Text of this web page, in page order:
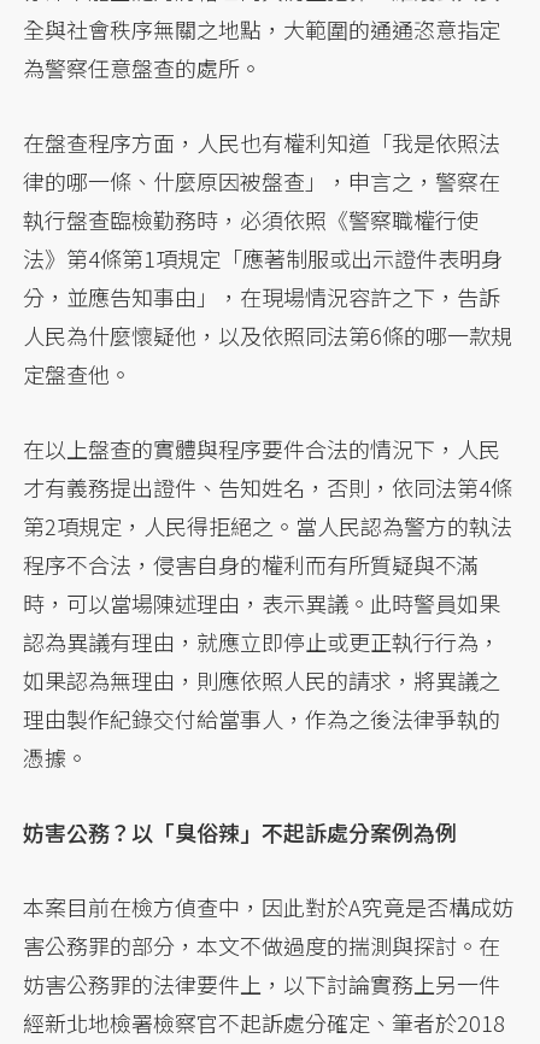
全與社會秩序無關之地點，大範圍的通通恣意指定
為警察任意盤查的處所。
在盤查程序方面，人民也有權利知道「我是依照法
律的哪一條、什麼原因被盤查」，申言之，警察在
執行盤查臨檢勤務時，必須依照《警察職權行使
法》第4條第1項規定「應著制服或出示證件表明身
分，並應告知事由」，在現場情況容許之下，告訴
人民為什麼懷疑他，以及依照同法第6條的哪一款規
定盤查他。
在以上盤查的實體與程序要件合法的情況下，人民
才有義務提出證件、告知姓名，否則，依同法第4條
第2項規定，人民得拒絕之。當人民認為警方的執法
程序不合法，侵害自身的權利而有所質疑與不滿
時，可以當場陳述理由，表示異議。此時警員如果
認為異議有理由，就應立即停止或更正執行行為，
如果認為無理由，則應依照人民的請求，將異議之
理由製作紀錄交付給當事人，作為之後法律爭執的
憑據。
妨害公務？以「臭俗辣」不起訴處分案例為例
本案目前在檢方偵查中，因此對於A究竟是否構成妨
害公務罪的部分，本文不做過度的揣測與探討。在
妨害公務罪的法律要件上，以下討論實務上另一件
經新北地檢署檢察官不起訴處分確定、筆者於2018